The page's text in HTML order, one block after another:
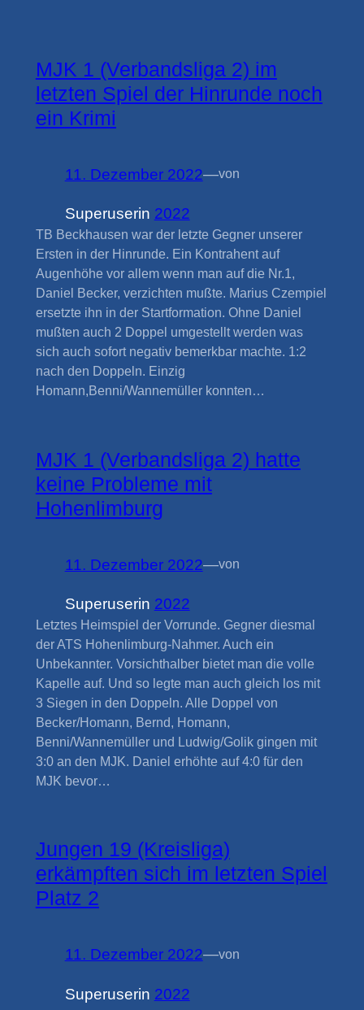
MJK 1 (Verbandsliga 2) im
letzten Spiel der Hinrunde noch
ein Krimi
11. Dezember 2022—von
Superuserin 2022
TB Beckhausen war der letzte Gegner unserer
Ersten in der Hinrunde. Ein Kontrahent auf
Augenhöhe vor allem wenn man auf die Nr.1,
Daniel Becker, verzichten mußte. Marius Czempiel
ersetzte ihn in der Startformation. Ohne Daniel
mußten auch 2 Doppel umgestellt werden was
sich auch sofort negativ bemerkbar machte. 1:2
nach den Doppeln. Einzig
Homann,Benni/Wannemüller konnten…
MJK 1 (Verbandsliga 2) hatte
keine Probleme mit
Hohenlimburg
11. Dezember 2022—von
Superuserin 2022
Letztes Heimspiel der Vorrunde. Gegner diesmal
der ATS Hohenlimburg-Nahmer. Auch ein
Unbekannter. Vorsichthalber bietet man die volle
Kapelle auf. Und so legte man auch gleich los mit
3 Siegen in den Doppeln. Alle Doppel von
Becker/Homann, Bernd, Homann,
Benni/Wannemüller und Ludwig/Golik gingen mit
3:0 an den MJK. Daniel erhöhte auf 4:0 für den
MJK bevor…
Jungen 19 (Kreisliga)
erkämpften sich im letzten Spiel
Platz 2
11. Dezember 2022—von
Superuserin 2022